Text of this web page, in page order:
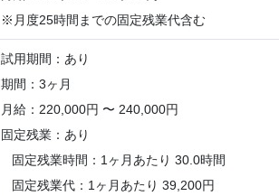
※月度25時間までの固定残業代含む
試用期間：あり
期間：3ヶ月
月給：220,000円 〜 240,000円
固定残業：あり
固定残業時間：1ヶ月あたり 30.0時間
固定残業代：1ヶ月あたり 39,200円